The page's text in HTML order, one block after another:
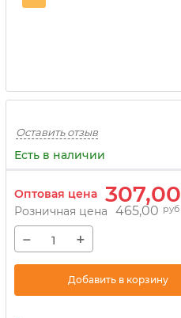
Оставить отзыв
Есть в наличии
Оптовая цена 307,00
Розничная цена 465,00 руб
− +
Добавить в корзину